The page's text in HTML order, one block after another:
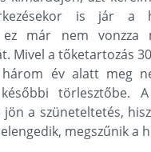
is jár a
ez már nem vonzza
Mivel a tőketartozás
három év alatt meg
törlesztőbe.
a szüneteltetés,
megszűnik a